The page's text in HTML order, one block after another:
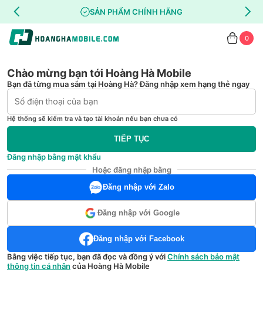
SẢN PHẨM CHÍNH HÃNG
0
Chào mừng bạn tới Hoàng Hà Mobile
Bạn đã từng mua sắm tại Hoàng Hà? Đăng nhập xem hạng thẻ ngay
Hệ thống sẽ kiểm tra và tạo tài khoản nếu bạn chưa có
TIẾP TỤC
Đăng nhập bằng mật khẩu
Hoặc đăng nhập bằng
Đăng nhập với Zalo
Đăng nhập với Google
Đăng nhập với Facebook
Bằng việc tiếp tục, bạn đã đọc và đồng ý vớiChính sách bảo mật
thông tin cá nhân của Hoàng Hà Mobile